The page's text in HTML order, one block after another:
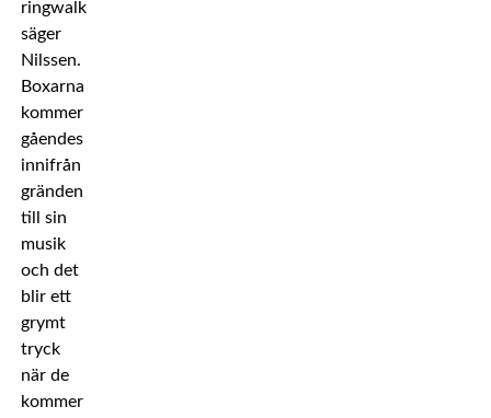
ringwalk,
säger
Nilssen.
Boxarna
kommer
gåendes
innifrån
gränden
till sin
musik
och det
blir ett
grymt
tryck
när de
kommer